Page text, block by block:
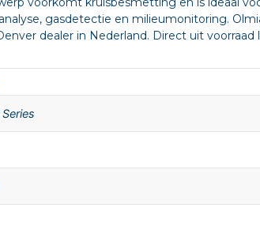
gasdetectie en milieumonitoring.
dealer in Nederland. Direct uit voorraad